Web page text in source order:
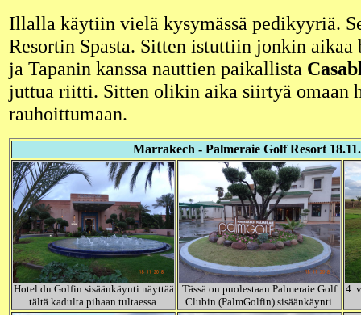
Illalla käytiin vielä kysymässä pedikyyriä.
Resortin Spasta. Sitten istuttiin jonkin aikaa
ja Tapanin kanssa nauttien paikallista
juttua riitti. Sitten olikin aika siirtyä omaan
rauhoittumaan.
Marrakech - Palmeraie Golf Resort
Hotel du Golfin sisäänkäynti näyttää
tältä kadulta pihaan tultaessa.
Tässä on puolestaan Palmeraie Golf
Clubin (PalmGolfin) sisäänkäynti.
4.